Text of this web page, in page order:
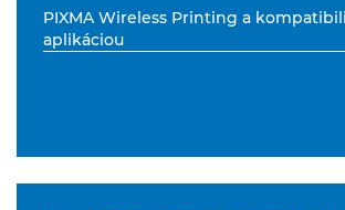
PIXMA Wireless Printing a
aplikáciou